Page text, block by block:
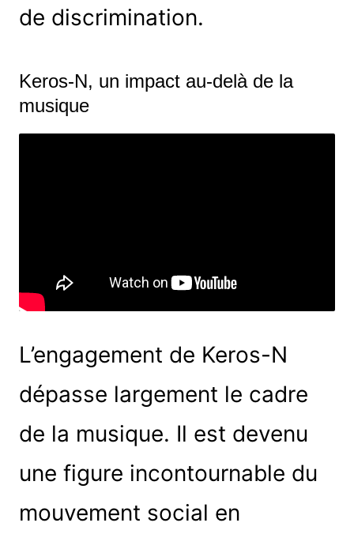
de discrimination.
Keros-N, un impact au-delà de la
musique
L’engagement de Keros-N
dépasse largement le cadre
de la musique. Il est devenu
une figure incontournable du
mouvement social en